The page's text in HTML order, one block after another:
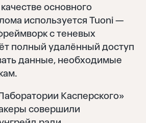
основного
используется Tuoni —
с теневых
полный удалённый доступ
данные, необходимые
Касперского»
совершили